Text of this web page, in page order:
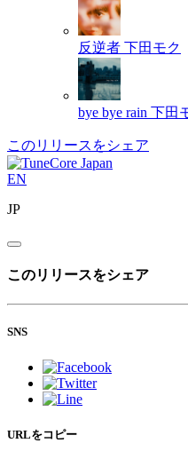
反逆者 下田モク
bye bye rain 下田
このリリースをシェア
EN
JP
このリリースをシェア
SNS
URLをコピー